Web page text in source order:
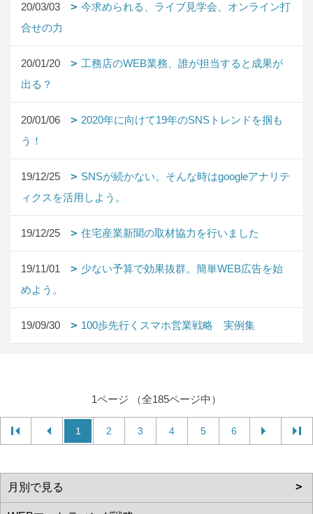
20/03/03
今求められる、ライブ見学会、オンライン打
合せの力
20/01/20
工務店のWEB業務、誰が担当すると成果が
出る？
20/01/06
2020年に向けて19年のSNSトレンドを掴も
う！
19/12/25
SNSが続かない。そんな時はgoogleアナリテ
ィクスを活用しよう。
19/12/25 住宅産業新聞の取材協力を行いました
19/11/01
少ない予算で効果抜群。簡単WEB広告を始
めよう。
19/09/30 100歩先行くスマホ営業戦略 実例集
1ページ （全185ページ中）
1 2 3 4 5 6